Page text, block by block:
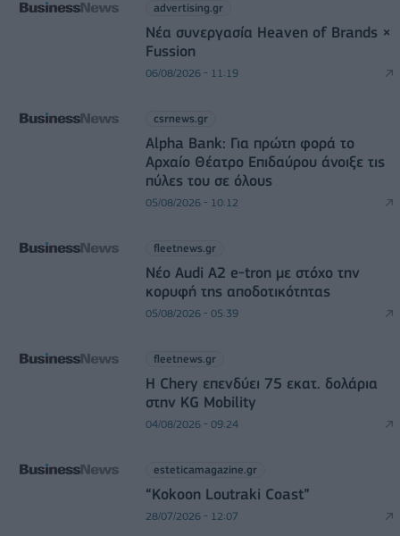
advertising.gr
Νέα συνεργασία Heaven of Brands ×
Fussion
06/08/2026 - 11:19
csrnews.gr
Alpha Bank: Για πρώτη φορά το
Αρχαίο Θέατρο Επιδαύρου άνοιξε τις
πύλες του σε όλους
05/08/2026 - 10:12
fleetnews.gr
Νέο Audi A2 e-tron με στόχο την
κορυφή της αποδοτικότητας
05/08/2026 - 05:39
fleetnews.gr
Η Chery επενδύει 75 εκατ. δολάρια
στην KG Mobility
04/08/2026 - 09:24
esteticamagazine.gr
“Kokoon Loutraki Coast”
28/07/2026 - 12:07